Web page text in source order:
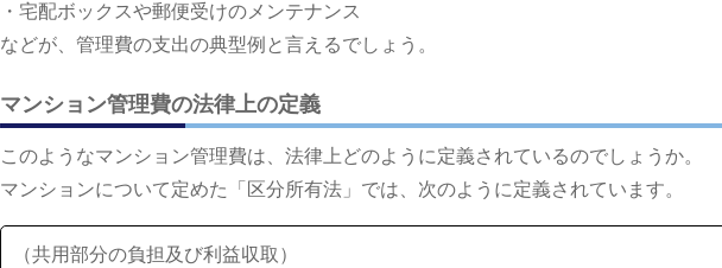
・宅配ボックスや郵便受けのメンテナンス
などが、管理費の支出の典型例と言えるでしょう。
マンション管理費の法律上の定義
このようなマンション管理費は、法律上どのように定義されているのでしょうか。
マンションについて定めた「区分所有法」では、次のように定義されています。
（共用部分の負担及び利益収取）